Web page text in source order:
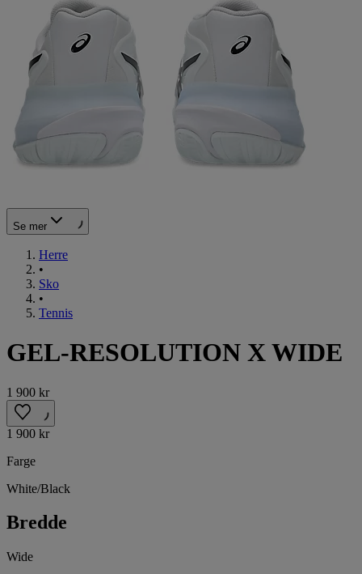
Se mer
Herre
•
Sko
•
Tennis
GEL-RESOLUTION X WIDE
1 900 kr
1 900 kr
Farge
White/Black
Bredde
Wide